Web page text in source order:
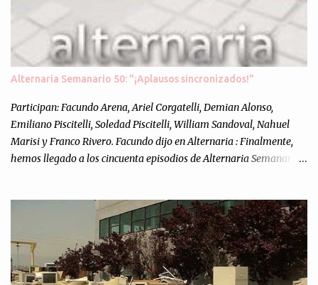
Alternaria Semanario 50: "¡Aplausos sincronizados!"
Participan: Facundo Arena, Ariel Corgatelli, Demian Alonso,
Emiliano Piscitelli, Soledad Piscitelli, William Sandoval, Nahuel
Marisi y Franco Rivero. Facundo dijo en Alternaria : Finalmente,
hemos llegado a los cincuenta episodios de Alternaria Semanario.
nuestra propia óptica: un punto de vista independiente e
informal.Para festejarlo, se nos ocurrió que estemos todos juntos; y
cuando digo "todos" me refiero a toda la gente que alguna vez
participó en el semanario como panelista, y a ustedes. Por eso se
nos ocurrió la idea de emitir video en vivo. La tarea no fué facil,